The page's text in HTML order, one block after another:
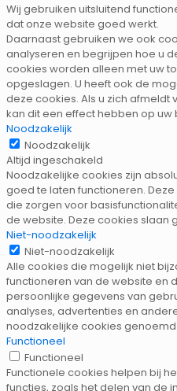
Wij gebruiken uitsluitend
dat onze website goed werkt.
Daarnaast gebruiken we ook
analyseren en begrijpen hoe u
cookies worden alleen met uw
opgeslagen. U heeft ook de
deze cookies. Als u zich
kan dit een effect hebben op
Noodzakelijk
Noodzakelijk
Altijd ingeschakeld
Noodzakelijke cookies zijn
goed te laten functioneren.
die zorgen voor
de website. Deze cookies slaan
Niet-noodzakelijk
Niet-noodzakelijk
Alle cookies die mogelijk niet
functioneren van de website en
persoonlijke gegevens van
analyses, advertenties en
noodzakelijke cookies genoemd.
Functioneel
Functioneel
Functionele cookies helpen bij
functies, zoals het delen van de